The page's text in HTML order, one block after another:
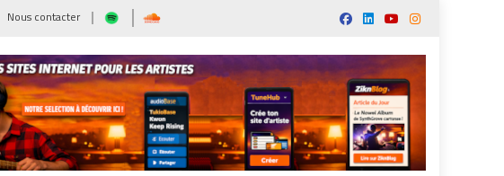
Nous contacter